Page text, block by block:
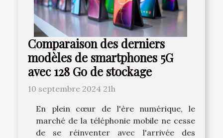
Comparaison des derniers
modèles de smartphones 5G
avec 128 Go de stockage
10 septembre 2024 21h
En plein cœur de l'ère numérique, le
marché de la téléphonie mobile ne cesse
de se réinventer avec l'arrivée des